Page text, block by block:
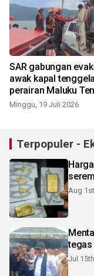
SAR gabungan
awak kapal
perairan Maluku
Minggu, 19 Juli 2026
Terpopuler -
Aug 1st
tegas
Jul 15th